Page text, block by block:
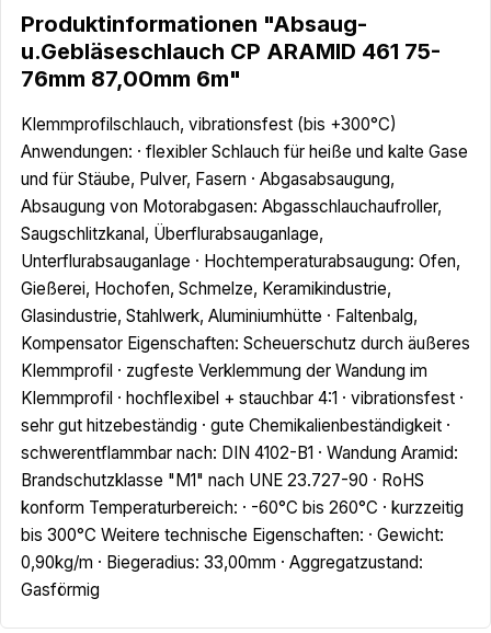
Produktinformationen "Absaug-
u.Gebläseschlauch CP ARAMID 461 75-
76mm 87,00mm 6m"
Klemmprofilschlauch, vibrationsfest (bis +300°C)
Anwendungen: · flexibler Schlauch für heiße und kalte Gase
und für Stäube, Pulver, Fasern · Abgasabsaugung,
Absaugung von Motorabgasen: Abgasschlauchaufroller,
Saugschlitzkanal, Überflurabsauganlage,
Unterflurabsauganlage · Hochtemperaturabsaugung: Ofen,
Gießerei, Hochofen, Schmelze, Keramikindustrie,
Glasindustrie, Stahlwerk, Aluminiumhütte · Faltenbalg,
Kompensator Eigenschaften: Scheuerschutz durch äußeres
Klemmprofil · zugfeste Verklemmung der Wandung im
Klemmprofil · hochflexibel + stauchbar 4:1 · vibrationsfest ·
sehr gut hitzebeständig · gute Chemikalienbeständigkeit ·
schwerentflammbar nach: DIN 4102-B1 · Wandung Aramid:
Brandschutzklasse "M1" nach UNE 23.727-90 · RoHS
konform Temperaturbereich: · -60°C bis 260°C · kurzzeitig
bis 300°C Weitere technische Eigenschaften: · Gewicht:
0,90kg/m · Biegeradius: 33,00mm · Aggregatzustand:
Gasförmig